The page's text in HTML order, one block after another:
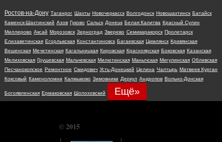
Ростов-на-Дону Таганрог Шахты Новочеркасск Волгодонск Новошахтинск Батайск
Каменск-Шахтинский Азов Гуково Сальск Донецк Белая Калитва Красный Сулин
Миллерово Аксай Морозовск Зерноград Зверево Семикаракорск Пролетарск
Елизаветинская Егорлыкская Константиновск Багаевская Цимлянск Кривянская
Вешенская Мечетинская Кагальницкая Кировская Красноярская Боковская Казанская
Мелиховская Грушевская Мальчевская Милютинская Манычская Мигулинская Обливская
Песчанокопское Ремонтное Смидович Усть-Донецкий Целина Чалтырь Матвеев Курган
Коксовый Каменоломни Калмыково Зимовники Деркул Андропов Вольно-Донская
Богоявленская Ермаковская Шолоховский Ещё»
© 2015